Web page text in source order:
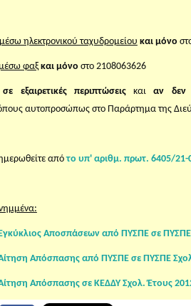
μέσω ηλεκτρονικού ταχυδρομείου και μόνο
μέσω φαξ και μόνο στο 2108063626
σε εξαιρετικές περιπτώσειςκαιαν δεν
αυτοπροσώπως στο Παράρτημα της
απότο υπ' αριθμ. πρωτ. 6405/21-
Αποσπάσεων από ΠΥΣΠΕ σε ΠΥΣΠΕ
Απόσπασης από ΠΥΣΠΕ σε ΠΥΣΠΕ
Απόσπασης σε ΚΕΔΔΥ Σχολ. Έτους